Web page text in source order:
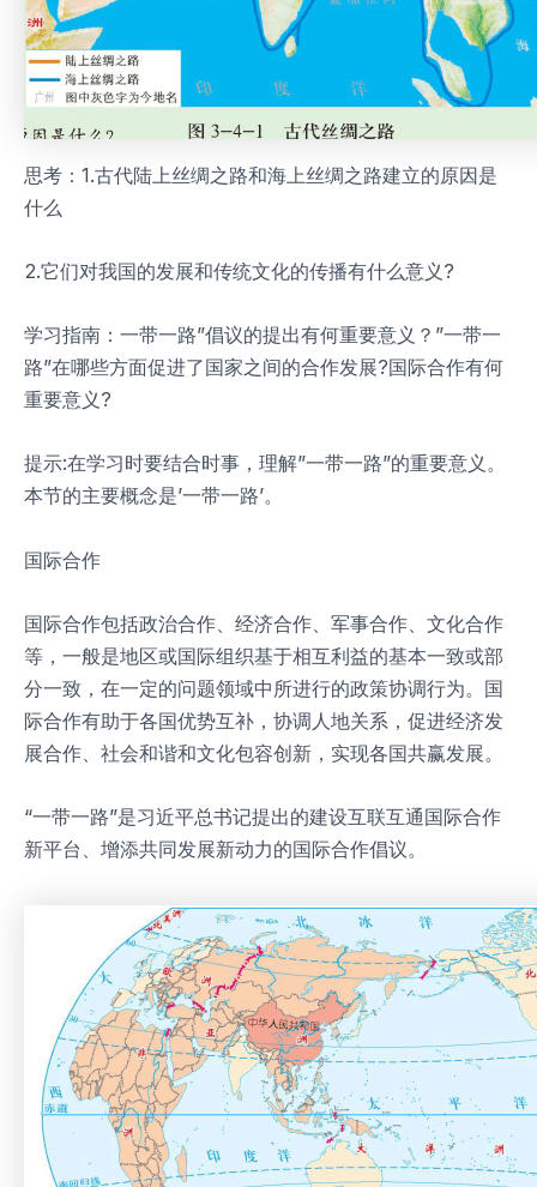
思考：1.古代陆上丝绸之路和海上丝绸之路建立的原因是
什么
2.它们对我国的发展和传统文化的传播有什么意义?
学习指南：一带一路”倡议的提出有何重要意义？”一带一
路”在哪些方面促进了国家之间的合作发展?国际合作有何
重要意义?
提示:在学习时要结合时事，理解”一带一路”的重要意义。
本节的主要概念是’一带一路’。
国际合作
国际合作包括政治合作、经济合作、军事合作、文化合作
等，一般是地区或国际组织基于相互利益的基本一致或部
分一致，在一定的问题领域中所进行的政策协调行为。国
际合作有助于各国优势互补，协调人地关系，促进经济发
展合作、社会和谐和文化包容创新，实现各国共赢发展。
“一带一路”是习近平总书记提出的建设互联互通国际合作
新平台、增添共同发展新动力的国际合作倡议。